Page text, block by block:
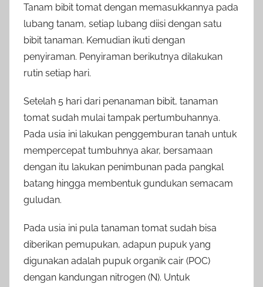
Tanam bibit tomat dengan memasukkannya pada
lubang tanam, setiap lubang diisi dengan satu
bibit tanaman. Kemudian ikuti dengan
penyiraman. Penyiraman berikutnya dilakukan
rutin setiap hari.
Setelah 5 hari dari penanaman bibit, tanaman
tomat sudah mulai tampak pertumbuhannya.
Pada usia ini lakukan penggemburan tanah untuk
mempercepat tumbuhnya akar, bersamaan
dengan itu lakukan penimbunan pada pangkal
batang hingga membentuk gundukan semacam
guludan.
Pada usia ini pula tanaman tomat sudah bisa
diberikan pemupukan, adapun pupuk yang
digunakan adalah pupuk organik cair (POC)
dengan kandungan nitrogen (N). Untuk